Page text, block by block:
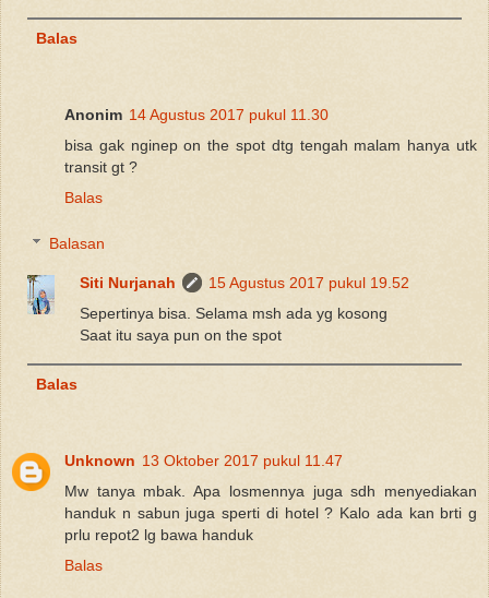
Balas
Anonim 14 Agustus 2017 pukul 11.30
bisa gak nginep on the spot dtg tengah malam hanya utk
transit gt ?
Balas
Balasan
Siti Nurjanah
15 Agustus 2017 pukul 19.52
Sepertinya bisa. Selama msh ada yg kosong
Saat itu saya pun on the spot
Balas
Unknown 13 Oktober 2017 pukul 11.47
Mw tanya mbak. Apa losmennya juga sdh menyediakan
handuk n sabun juga sperti di hotel ? Kalo ada kan brti g
prlu repot2 lg bawa handuk
Balas